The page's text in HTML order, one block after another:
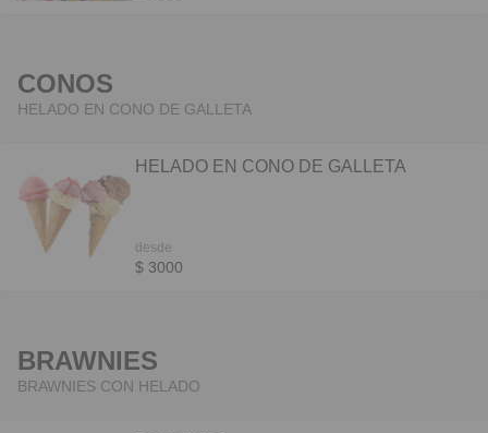
CONOS
HELADO EN CONO DE GALLETA
HELADO EN CONO DE GALLETA
desde
$ 3000
BRAWNIES
BRAWNIES CON HELADO